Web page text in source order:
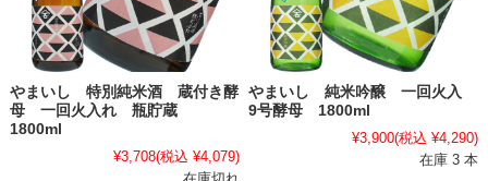
やまいし 特別純米酒 蔵付き酵
母 一回火入れ 瓶貯蔵
1800ml
¥3,708(税込 ¥4,079)
やまいし 純米吟醸 一回火入
9号酵母 1800ml
¥3,900(税込 ¥4,290)
在庫 3 本